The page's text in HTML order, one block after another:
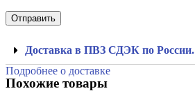
Доставка в ПВЗ СДЭК по России.
Подробнее о доставке
Похожие товары